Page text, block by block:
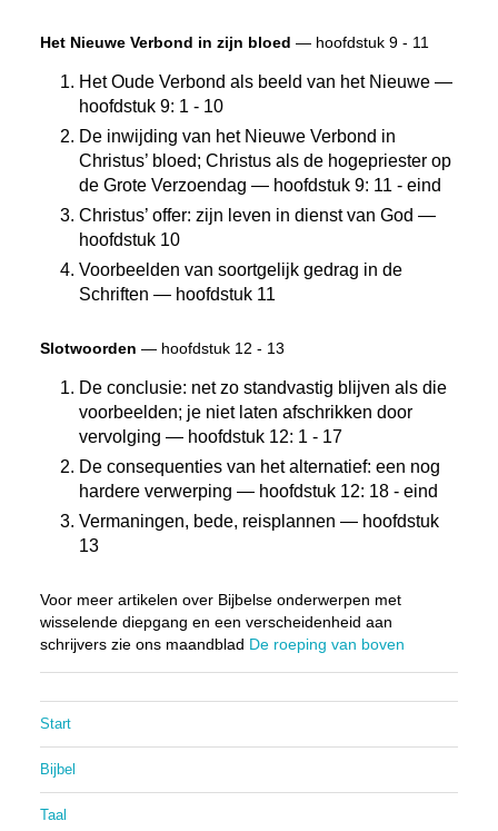
Het Nieuwe Verbond in zijn bloed — hoofdstuk 9 - 11
Het Oude Verbond als beeld van het Nieuwe —
hoofdstuk 9: 1 - 10
De inwijding van het Nieuwe Verbond in
Christus’ bloed; Christus als de hogepriester op
de Grote Verzoendag — hoofdstuk 9: 11 - eind
Christus’ offer: zijn leven in dienst van God —
hoofdstuk 10
Voorbeelden van soortgelijk gedrag in de
Schriften — hoofdstuk 11
Slotwoorden — hoofdstuk 12 - 13
De conclusie: net zo standvastig blijven als die
voorbeelden; je niet laten afschrikken door
vervolging — hoofdstuk 12: 1 - 17
De consequenties van het alternatief: een nog
hardere verwerping — hoofdstuk 12: 18 - eind
Vermaningen, bede, reisplannen — hoofdstuk
13
Voor meer artikelen over Bijbelse onderwerpen met
wisselende diepgang en een verscheidenheid aan
schrijvers zie ons maandblad De roeping van boven
Start
Bijbel
Taal